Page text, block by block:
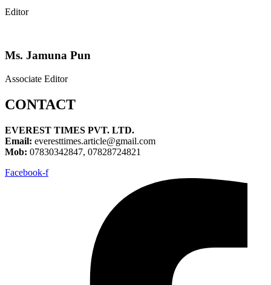
Editor
Ms. Jamuna Pun
Associate Editor
CONTACT
EVEREST TIMES PVT. LTD.
Email: everesttimes.article@gmail.com
Mob: 07830342847, 07828724821
Facebook-f